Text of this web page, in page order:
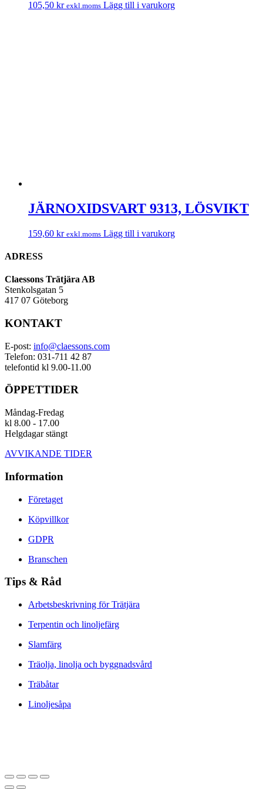
105,50 kr exkl.moms Lägg till i varukorg
JÄRNOXIDSVART 9313, LÖSVIKT
159,60 kr exkl.moms Lägg till i varukorg
ADRESS
Claessons Trätjära AB
Stenkolsgatan 5
417 07 Göteborg
KONTAKT
E-post: info@claessons.com
Telefon: 031-711 42 87
telefontid kl 9.00-11.00
ÖPPETTIDER
Måndag-Fredag
kl 8.00 - 17.00
Helgdagar stängt
AVVIKANDE TIDER
Information
Företaget
Köpvillkor
GDPR
Branschen
Tips & Råd
Arbetsbeskrivning för Trätjära
Terpentin och linoljefärg
Slamfärg
Träolja, linolja och byggnadsvård
Träbåtar
Linoljesåpa